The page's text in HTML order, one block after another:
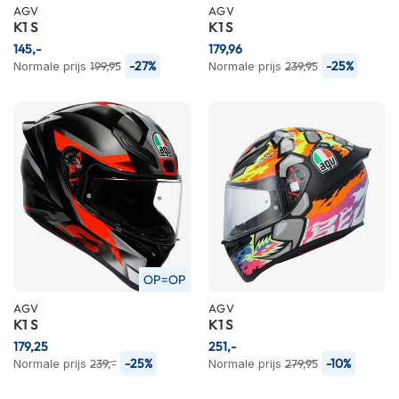
C
a
b
o
e
l
m
e
E
o
h
e
l
AGV
K1 S
Normale prijs 199,95 -27%
145,-
AGV
K1 S
Normale prijs 239,95 -25%
179,96
OP=OP
AGV
K1 S
Normale prijs 239,- -25%
179,25
AGV
K1 S
Normale prijs 279,95 -10%
251,-